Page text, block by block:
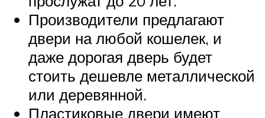
Производители предлагают
двери на любой кошелек, и
даже дорогая дверь будет
стоить дешевле металлической
или деревянной.
Пластиковые двери имеют